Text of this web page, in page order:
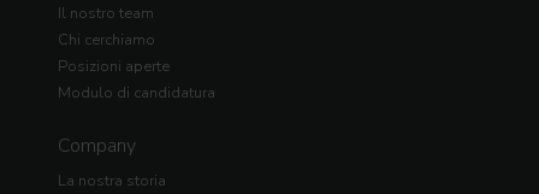
Il nostro team
Chi cerchiamo
Posizioni aperte
Modulo di candidatura
Company
La nostra storia